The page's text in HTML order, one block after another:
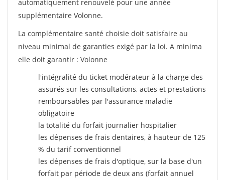
automatiquement renouvelé pour une année
supplémentaire Volonne.
La complémentaire santé choisie doit satisfaire au
niveau minimal de garanties exigé par la loi. A minima
elle doit garantir : Volonne
l'intégralité du ticket modérateur à la charge des
assurés sur les consultations, actes et prestations
remboursables par l'assurance maladie
obligatoire
la totalité du forfait journalier hospitalier
les dépenses de frais dentaires, à hauteur de 125
% du tarif conventionnel
les dépenses de frais d'optique, sur la base d'un
forfait par période de deux ans (forfait annuel